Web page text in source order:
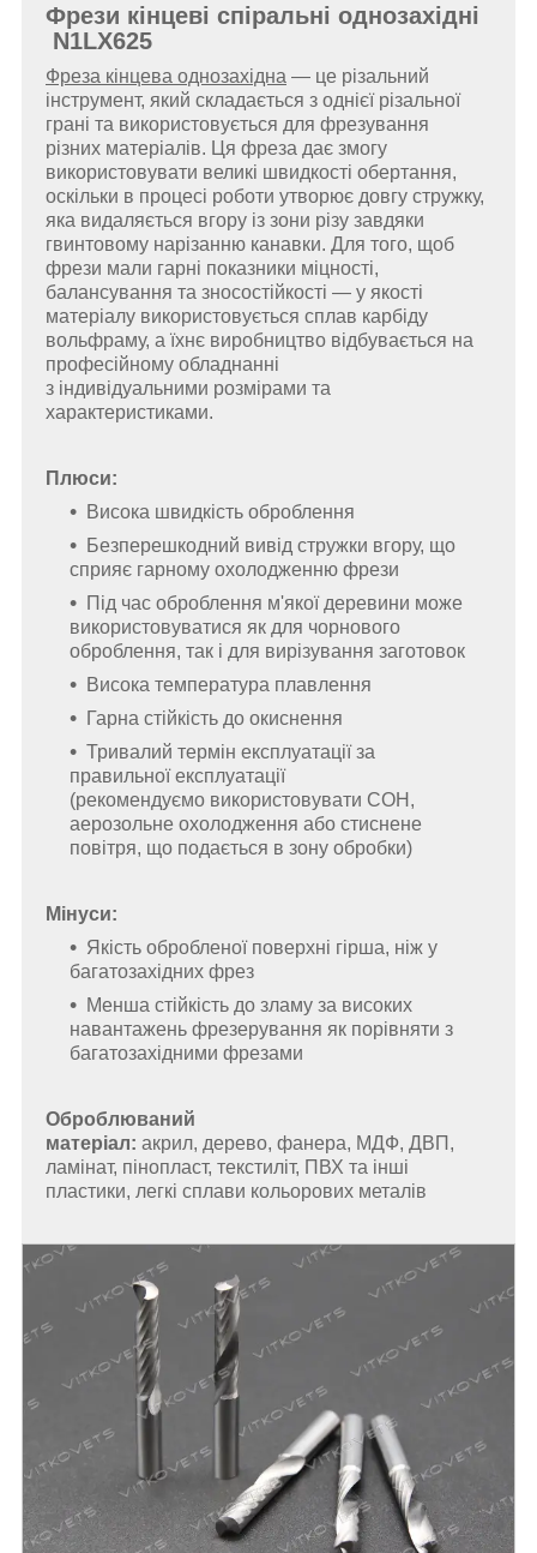
Фрези кінцеві спіральні однозахідні
N1LX625
Фреза кінцева однозахідна — це різальний
інструмент, який складається з однієї різальної
грані та використовується для фрезування
різних матеріалів. Ця фреза дає змогу
використовувати великі швидкості обертання,
оскільки в процесі роботи утворює довгу стружку,
яка видаляється вгору із зони різу завдяки
гвинтовому нарізанню канавки. Для того, щоб
фрези мали гарні показники міцності,
балансування та зносостійкості — у якості
матеріалу використовується сплав карбіду
вольфраму, а їхнє виробництво відбувається на
професійному обладнанні
з індивідуальними розмірами та
характеристиками.
Плюси:
Висока швидкість оброблення
Безперешкодний вивід стружки вгору, що
сприяє гарному охолодженню фрези
Під час оброблення м'якої деревини може
використовуватися як для чорнового
оброблення, так і для вирізування заготовок
Висока температура плавлення
Гарна стійкість до окиснення
Тривалий термін експлуатації за
правильної експлуатації
(рекомендуємо використовувати СОН,
аерозольне охолодження або стиснене
повітря, що подається в зону обробки)
Мінуси:
Якість обробленої поверхні гірша, ніж у
багатозахідних фрез
Менша стійкість до зламу за високих
навантажень фрезерування як порівняти з
багатозахідними фрезами
Оброблюваний
матеріал: акрил, дерево, фанера, МДФ, ДВП,
ламінат, пінопласт, текстиліт, ПВХ та інші
пластики, легкі сплави кольорових металів